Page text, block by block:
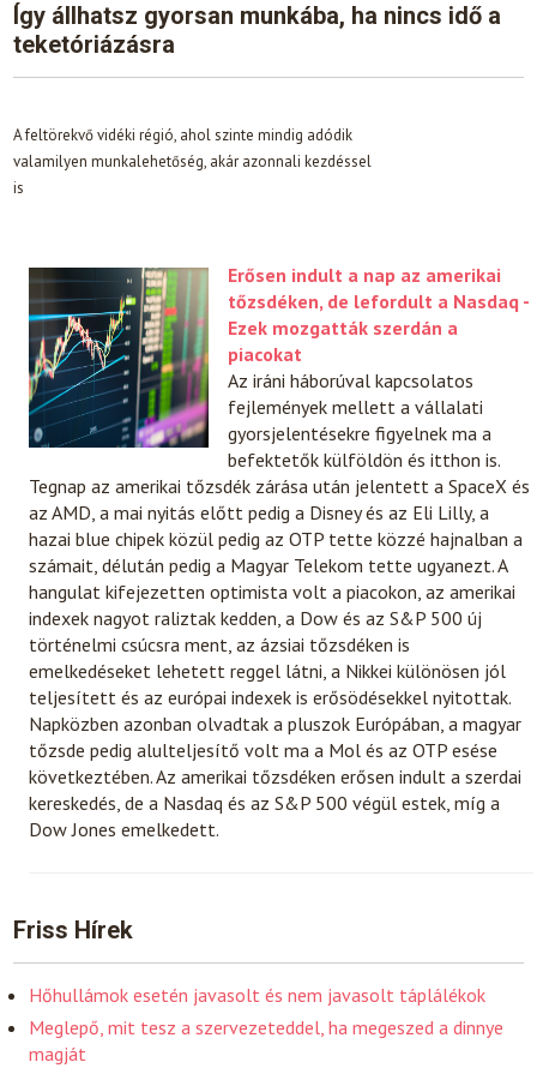
Így állhatsz gyorsan munkába, ha nincs idő a
teketóriázásra
A feltörekvő vidéki régió, ahol szinte mindig adódik
valamilyen munkalehetőség, akár azonnali kezdéssel
is
Erősen indult a nap az amerikai
tőzsdéken, de lefordult a Nasdaq -
Ezek mozgatták szerdán a
piacokat
Az iráni háborúval kapcsolatos
fejlemények mellett a vállalati
gyorsjelentésekre figyelnek ma a
befektetők külföldön és itthon is.
Tegnap az amerikai tőzsdék zárása után jelentett a SpaceX és
az AMD, a mai nyitás előtt pedig a Disney és az Eli Lilly, a
hazai blue chipek közül pedig az OTP tette közzé hajnalban a
számait, délután pedig a Magyar Telekom tette ugyanezt. A
hangulat kifejezetten optimista volt a piacokon, az amerikai
indexek nagyot raliztak kedden, a Dow és az S&P 500 új
történelmi csúcsra ment, az ázsiai tőzsdéken is
emelkedéseket lehetett reggel látni, a Nikkei különösen jól
teljesített és az európai indexek is erősödésekkel nyitottak.
Napközben azonban olvadtak a pluszok Európában, a magyar
tőzsde pedig alulteljesítő volt ma a Mol és az OTP esése
következtében. Az amerikai tőzsdéken erősen indult a szerdai
kereskedés, de a Nasdaq és az S&P 500 végül estek, míg a
Dow Jones emelkedett.
Friss Hírek
Hőhullámok esetén javasolt és nem javasolt táplálékok
Meglepő, mit tesz a szervezeteddel, ha megeszed a dinnye
magját